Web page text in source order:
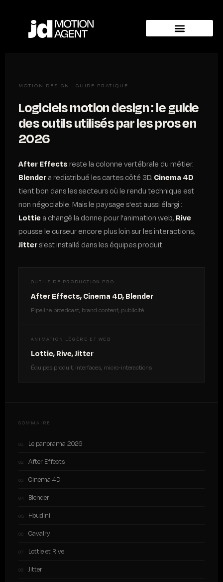
MOTION DESIGN · GUIDE PRATIQUE
Logiciels motion design : le guide
des outils utilisés par les pros en
2026
After Effects reste la colonne vertébrale du métier.
Blendera redistribué les cartes côté 3D. Cinema 4D
tient bon dans les secteurs où le rendu technique est
non négociable. Mais le paysage s'est aussi élargi :
Lottiea changé la donne pour l'animation web, Rive
pousse le curseur encore plus loin sur les interactions,
Jitters'est installé dans les équipes produit.
OUTILS DE PRODUCTION PRO
After Effects, Cinema 4D, Blender
Pipeline broadcast, brand content, publicité
ANIMATION LÉGÈRE ET WEB
Lottie, Rive, Jitter
Équipes produit, interfaces, micro-interactions
SOMMAIRE
Le panorama 2026
After Effects
Cinema 4D
Blender
Houdini
Cavalry
Lottie et Rive
Jitter